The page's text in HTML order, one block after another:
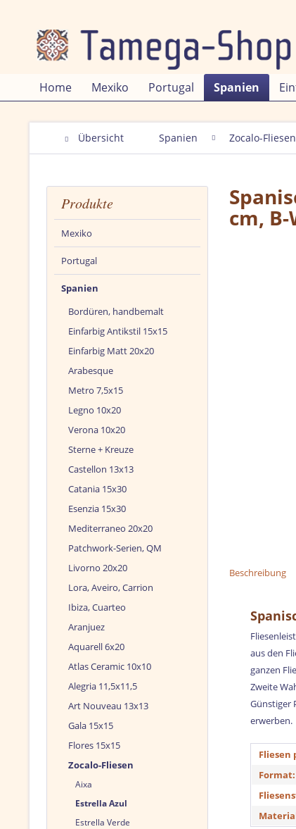
Home Mexiko Portugal Spanien
Übersicht Spanien Zocalo-Fliesen
Produkte
Mexiko
Portugal
Spanien
Bordüren, handbemalt
Einfarbig Antikstil 15x15
Einfarbig Matt 20x20
Arabesque
Metro 7,5x15
Legno 10x20
Verona 10x20
Sterne + Kreuze
Castellon 13x13
Catania 15x30
Esenzia 15x30
Mediterraneo 20x20
Patchwork-Serien, QM
Livorno 20x20
Lora, Aveiro, Carrion
Ibiza, Cuarteo
Aranjuez
Aquarell 6x20
Atlas Ceramic 10x10
Alegria 11,5x11,5
Art Nouveau 13x13
Gala 15x15
Flores 15x15
Zocalo-Fliesen
Aixa
Estrella Azul
Estrella Verde
cm,
Beschreibung
aus den
ganzen
Zweite
Günstiger
erwerben.
Fliesen
Format: